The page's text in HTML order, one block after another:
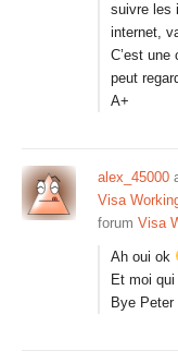
suivre les
internet,
C’est une
peut
A+
alex_45000
Visa
forum Visa
Ah oui ok
Et moi
Bye Peter